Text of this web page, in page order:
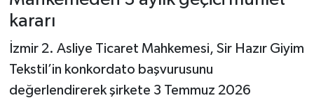
kararı
İzmir 2. Asliye Ticaret Mahkemesi, Sir Hazır Giyim
Tekstil’in konkordato başvurusunu
değerlendirerek şirkete 3 Temmuz 2026
Dünya Haberleri
Yerel Haberler
Haber Arşivi